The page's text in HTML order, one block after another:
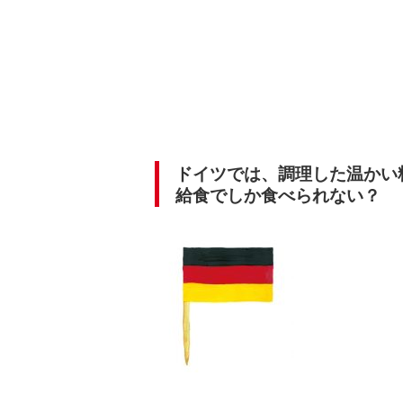
ドイツでは、調理した温か
給食でしか食べられない？